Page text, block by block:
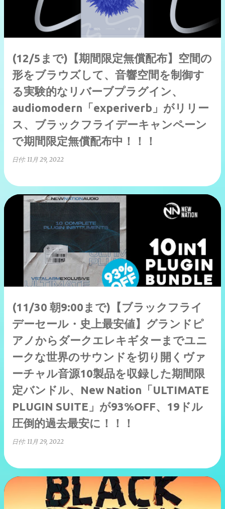
(12/5まで)【期間限定無償配布】空間の
形をブラウズして、音響空間を制御す
る実験的なリバーブプラグイン、
audiomodern「experiverb」がリリー
ス、ブラックフライデーキャンペーン
で期間限定無償配布中！！！
日付: 11月 29, 2022
(11/30 朝9:00まで)【ブラックフライ
デーセール・史上最安値】グランドピ
アノからダークエレキギターまでユニ
ークな世界のサウンドを切り開くヴァ
ーチャル音源10製品を収録した期間限
定バンドル、New Nation「ULTIMATE
PLUGIN SUITE」が93%OFF、19ドル
圧倒的過去最安に！！！
日付: 11月 29, 2022